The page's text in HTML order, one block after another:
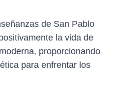
de San Pablo
la vida de
proporcionando
para enfrentar los